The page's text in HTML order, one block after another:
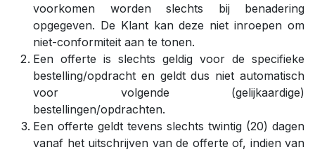
voorkomen worden slechts bij benadering
opgegeven. De Klant kan deze niet inroepen om
niet-conformiteit aan te tonen.
Een offerte is slechts geldig voor de specifieke
bestelling/opdracht en geldt dus niet automatisch
voor volgende (gelijkaardige)
bestellingen/opdrachten.
Een offerte geldt tevens slechts twintig (20) dagen
vanaf het uitschrijven van de offerte of, indien van